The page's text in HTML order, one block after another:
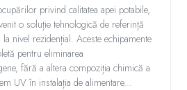
privind calitatea apei potabile,
o soluție tehnologică de referință
nivel rezidențial. Aceste echipamente
pentru eliminarea
fără a altera compoziția chimică a
UV în instalația de alimentare...